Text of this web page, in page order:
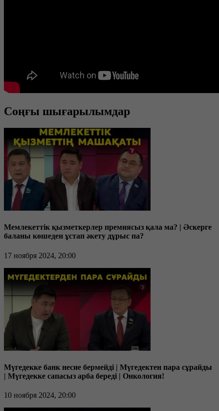
Соңғы шығарылымдар
Мемлекеттік қызметкерлер премиясыз қала ма? | Әскерге
баланы көшеден ұстап әкету дұрыс па?
17 ноября 2024, 20:00
Мүгедекке банк несие бермейді | Мүгедектен пара сұрайды
| Мүгедекке сапасыз арба береді | Онкология!
10 ноября 2024, 20:00